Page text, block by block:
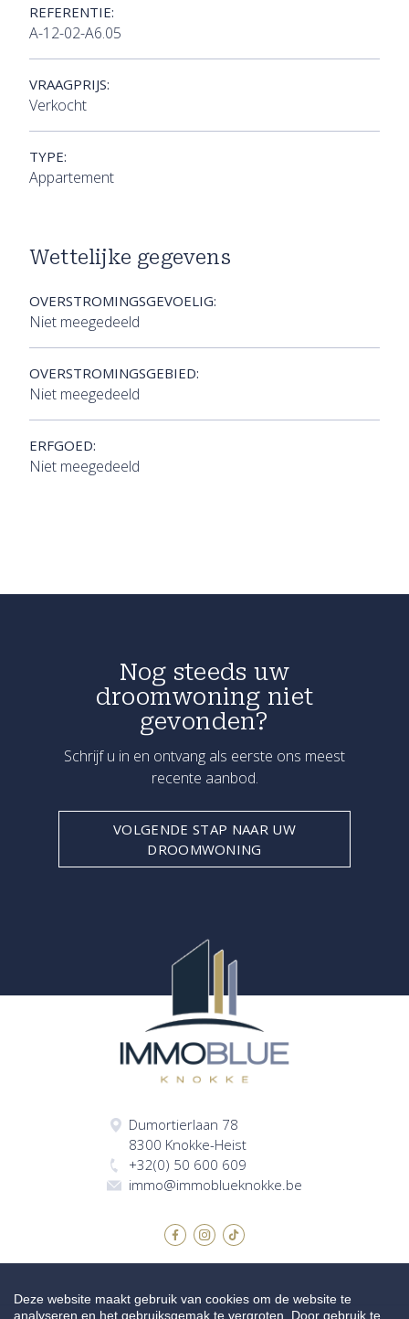
REFERENTIE:
A-12-02-A6.05
VRAAGPRIJS:
Verkocht
TYPE:
Appartement
Wettelijke gegevens
OVERSTROMINGSGEVOELIG:
Niet meegedeeld
OVERSTROMINGSGEBIED:
Niet meegedeeld
ERFGOED:
Niet meegedeeld
Nog steeds uw
droomwoning niet
gevonden?
Schrijf u in en ontvang als eerste ons meest
recente aanbod.
VOLGENDE STAP NAAR UW
DROOMWONING
Dumortierlaan 78
8300 Knokke-Heist
+32(0) 50 600 609
immo@immoblueknokke.be
Deze website maakt gebruik van cookies om de website te
analyseren en het gebruiksgemak te vergroten. Door gebruik te